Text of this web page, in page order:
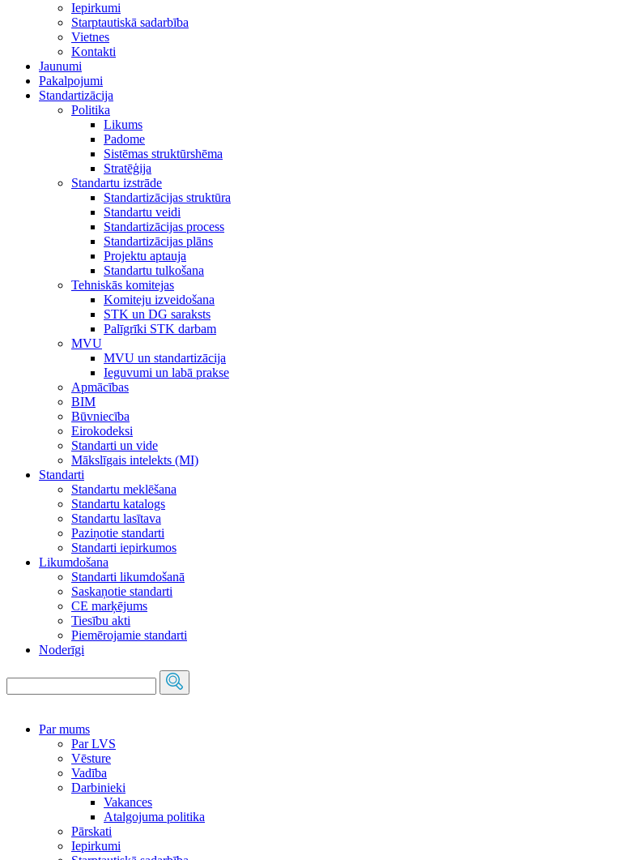
Iepirkumi
Starptautiskā sadarbība
Vietnes
Kontakti
Jaunumi
Pakalpojumi
Standartizācija
Politika
Likums
Padome
Sistēmas struktūrshēma
Stratēģija
Standartu izstrāde
Standartizācijas struktūra
Standartu veidi
Standartizācijas process
Standartizācijas plāns
Projektu aptauja
Standartu tulkošana
Tehniskās komitejas
Komiteju izveidošana
STK un DG saraksts
Palīgrīki STK darbam
MVU
MVU un standartizācija
Ieguvumi un labā prakse
Apmācības
BIM
Būvniecība
Eirokodeksi
Standarti un vide
Mākslīgais intelekts (MI)
Standarti
Standartu meklēšana
Standartu katalogs
Standartu lasītava
Paziņotie standarti
Standarti iepirkumos
Likumdošana
Standarti likumdošanā
Saskaņotie standarti
CE marķējums
Tiesību akti
Piemērojamie standarti
Noderīgi
Par mums
Par LVS
Vēsture
Vadība
Darbinieki
Vakances
Atalgojuma politika
Pārskati
Iepirkumi